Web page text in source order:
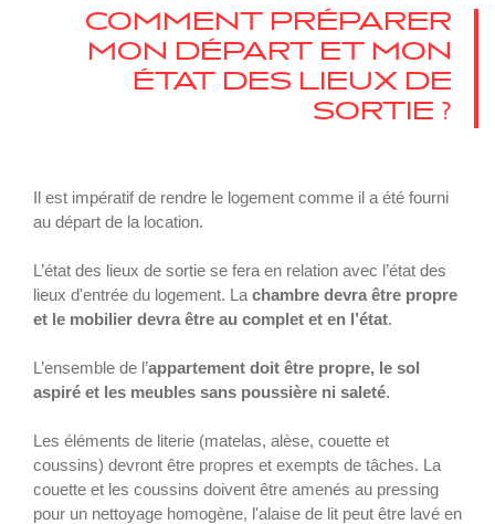
COMMENT PRÉPARER
MON DÉPART ET MON
ÉTAT DES LIEUX DE
SORTIE ?
Il est impératif de rendre le logement comme il a été fourni
au départ de la location.
L’état des lieux de sortie se fera en relation avec l’état des
lieux d'entrée du logement. La chambre devra être propre
et le mobilier devra être au complet et en l’état.
L’ensemble de l’appartement doit être propre, le sol
aspiré et les meubles sans poussière ni saleté.
Les éléments de literie (matelas, alèse, couette et
coussins) devront être propres et exempts de tâches. La
couette et les coussins doivent être amenés au pressing
pour un nettoyage homogène, l'alaise de lit peut être lavé en